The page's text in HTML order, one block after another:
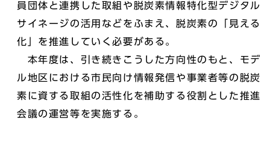
員団体と連携した取組や脱炭素情報特化型デジタル
サイネージの活用などをふまえ、脱炭素の「見える
化」を推進していく必要がある。
本年度は、引き続きこうした方向性のもと、モデ
ル地区における市民向け情報発信や事業者等の脱炭
素に資する取組の活性化を補助する役割とした推進
会議の運営等を実施する。